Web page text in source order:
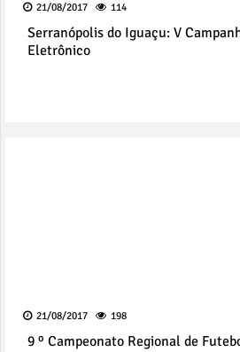
21/08/2017 114
Serranópolis do Iguaçu: V
Eletrônico
21/08/2017 198
9 º Campeonato Regional de